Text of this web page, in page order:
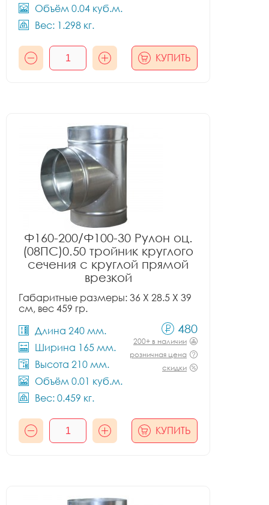
Объём 0.04 куб.м.
Вес: 1.298 кг.
КУПИТЬ
Ф160-200/Ф100-30 Рулон оц.
(08ПС)0.50 тройник круглого
сечения с круглой прямой
врезкой
Габаритные размеры: 36 X 28.5 X 39
см, вес 459 гр.
Длина 240 мм.
Ширина 165 мм.
Высота 210 мм.
Объём 0.01 куб.м.
Вес: 0.459 кг.
480
200+ в наличии
розничная цена
скидки
КУПИТЬ